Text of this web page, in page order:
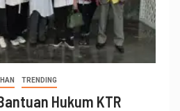
TRENDING
Hukum KTR